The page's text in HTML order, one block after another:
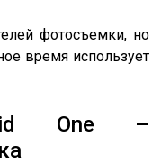
фотосъемки, но
время использует
One –